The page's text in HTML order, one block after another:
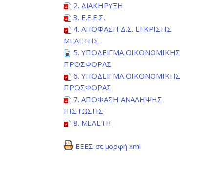
2. ΔΙΑΚΗΡΥΞΗ
3. Ε.Ε.Ε.Σ.
4. ΑΠΟΦΑΣΗ Δ.Σ. ΕΓΚΡΙΣΗΣ
ΜΕΛΕΤΗΣ
5. ΥΠΟΔΕΙΓΜΑ ΟΙΚΟΝΟΜΙΚΗΣ
ΠΡΟΣΦΟΡΑΣ
6. ΥΠΟΔΕΙΓΜΑ ΟΙΚΟΝΟΜΙΚΗΣ
ΠΡΟΣΦΟΡΑΣ
7. ΑΠΟΦΑΣΗ ΑΝΑΛΗΨΗΣ
ΠΙΣΤΩΣΗΣ
8. ΜΕΛΕΤΗ
ΕΕΕΣ σε μορφή xml